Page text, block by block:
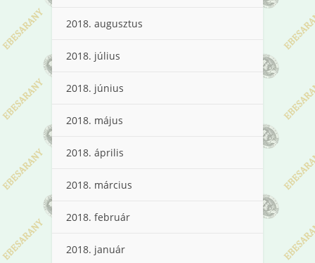
2018. augusztus
2018. július
2018. június
2018. május
2018. április
2018. március
2018. február
2018. január